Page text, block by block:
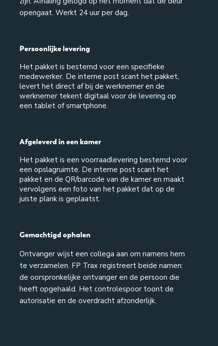
opengaat. Werkt 24 uur per dag.
Persoonlijke levering
Het pakket is bestemd voor een specifieke
medewerker. De interne post scant het pakket,
levert het direct af bij de werknemer en de
werknemer tekent digitaal voor de levering op
een tablet of smartphone.
Afgeleverd in een kamer
Het pakket is een voorraadlevering bestemd voor
een opslagruimte. De interne post scant het
pakket en de QR/barcode van de kamer en maakt
vervolgens een foto van het pakket dat op de
juiste plank is geplaatst.
Gemachtigd ophalen
Ontvanger wijst een collega aan om namens hem
te verzamelen. FP Trax registreert beide namen:
de oorspronkelijke ontvanger en de persoon die
heeft opgehaald. Het controlespoor toont de
autorisatie en de overdracht afzonderlijk.